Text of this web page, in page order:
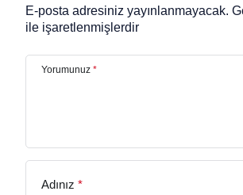
E-posta adresiniz yayınlanmayacak.
ile işaretlenmişlerdir
Yorumunuz *
Adınız *